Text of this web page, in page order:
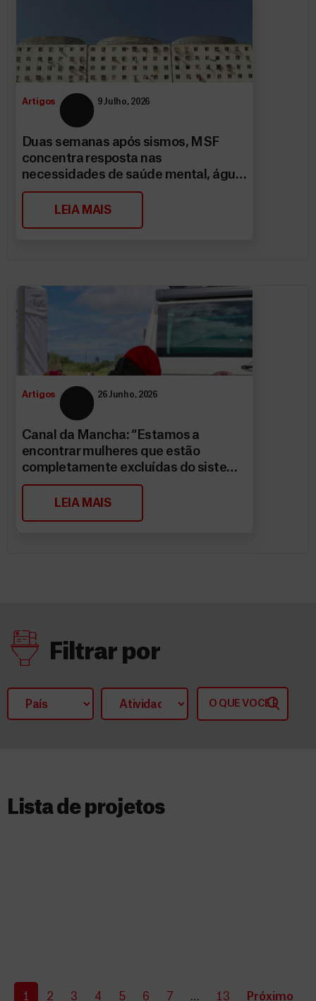
Artigos 9 Julho, 2026
Duas semanas após sismos, MSF
concentra resposta nas
necessidades de saúde mental, água
e saneamento
LEIA MAIS
Artigos 26 Junho, 2026
Canal da Mancha: “Estamos a
encontrar mulheres que estão
completamente excluídas do sistema
de saúde”
LEIA MAIS
Filtrar por
Lista de projetos​
1 2 3 4 5 6 7 … 13 Próximo